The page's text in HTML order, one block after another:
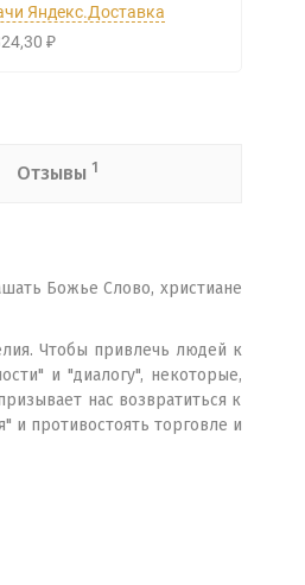
Яндекс.Доставка
₽
Отзывы 1
Божье Слово, христиане
Чтобы привлечь людей к
и "диалогу", некоторые,
нас возвратиться к
и противостоять торговле и